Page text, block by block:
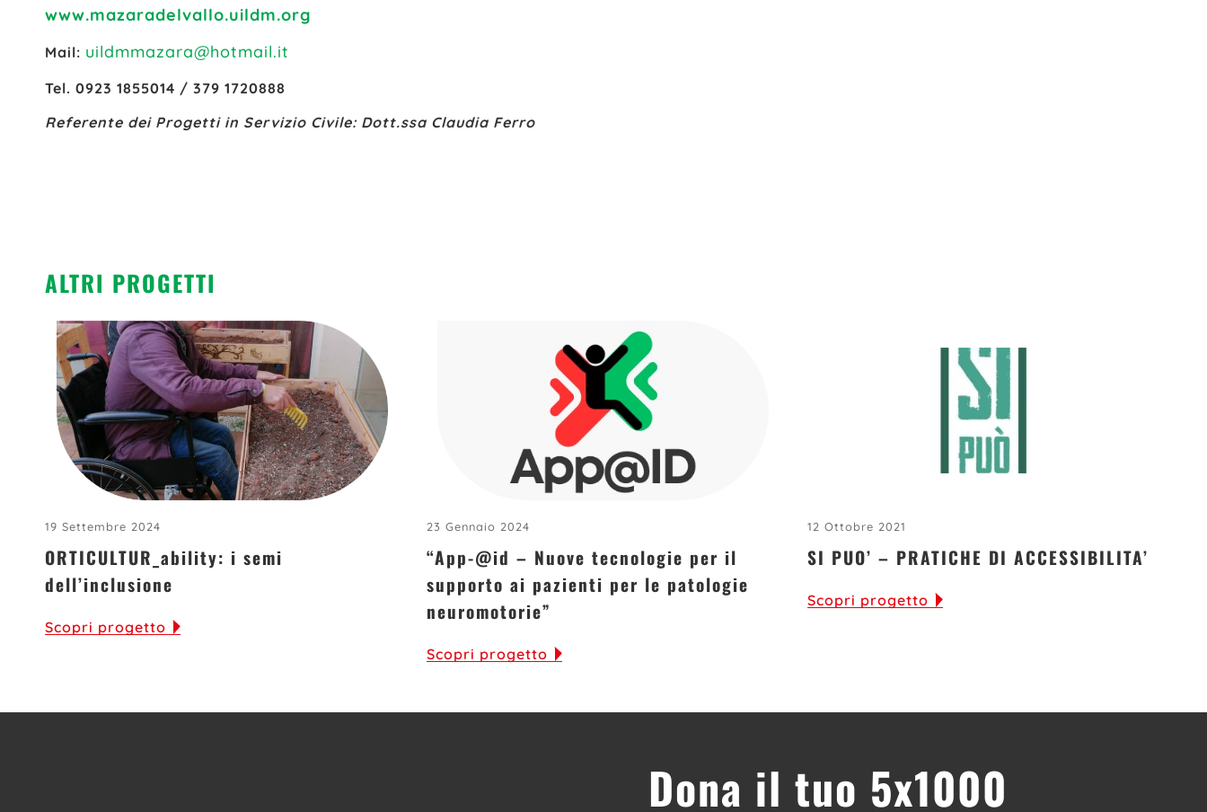
www.mazaradelvallo.uildm.org
Mail: uildmmazara@hotmail.it
Tel. 0923 1855014 / 379 1720888
Referente dei Progetti in Servizio Civile: Dott.ssa Claudia Ferro
ALTRI PROGETTI
19 Settembre 2024
ORTICULTUR_ability: i semi
dell’inclusione
Scopri progetto
23 Gennaio 2024
“App-@id – Nuove tecnologie per il
supporto ai pazienti per le patologie
neuromotorie”
Scopri progetto
12 Ottobre 2021
SI PUO’ – PRATICHE DI ACCESSIBILITA’
Scopri progetto
Dona il tuo 5x1000